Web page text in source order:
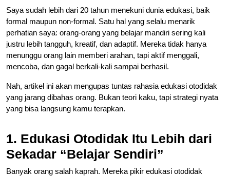
Saya sudah lebih dari 20 tahun menekuni dunia edukasi, baik
formal maupun non-formal. Satu hal yang selalu menarik
perhatian saya: orang-orang yang belajar mandiri sering kali
justru lebih tangguh, kreatif, dan adaptif. Mereka tidak hanya
menunggu orang lain memberi arahan, tapi aktif menggali,
mencoba, dan gagal berkali-kali sampai berhasil.
Nah, artikel ini akan mengupas tuntas rahasia edukasi otodidak
yang jarang dibahas orang. Bukan teori kaku, tapi strategi nyata
yang bisa langsung kamu terapkan.
1. Edukasi Otodidak Itu Lebih dari
Sekadar “Belajar Sendiri”
Banyak orang salah kaprah. Mereka pikir edukasi otodidak